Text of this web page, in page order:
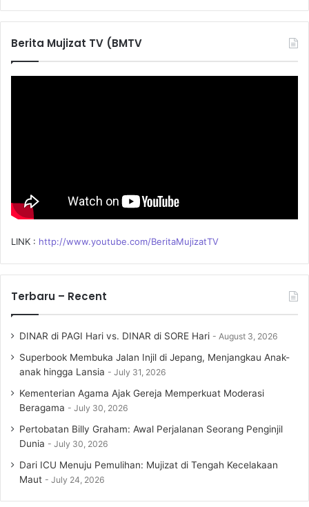
f
o
Berita Mujizat TV (BMTV
LINK : http://www.youtube.com/BeritaMujizatTV
Terbaru – Recent
DINAR di PAGI Hari vs. DINAR di SORE Hari August 3, 2026
Superbook Membuka Jalan Injil di Jepang, Menjangkau Anak-
anak hingga Lansia
July 31, 2026
Kementerian Agama Ajak Gereja Memperkuat Moderasi
Beragama
July 30, 2026
Pertobatan Billy Graham: Awal Perjalanan Seorang Penginjil
Dunia
July 30, 2026
Dari ICU Menuju Pemulihan: Mujizat di Tengah Kecelakaan
Maut
July 24, 2026